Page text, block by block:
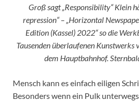
Groß sagt „Responsibility“ Klein
repression“ – „Horizontal
Edition (Kassel) 2022“ so die
Tausenden überlaufenen
dem Hauptbahnhof.
Mensch kann es einfach eiligen
Besonders wenn ein Pulk